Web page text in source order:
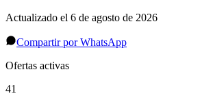
Actualizado el 6 de agosto de 2026
Compartir por WhatsApp
Ofertas activas
41